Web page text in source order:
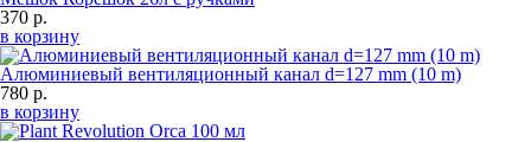
370 р.
в корзину
Алюминиевый вентиляционный канал d=127 mm (10 m)
780 р.
в корзину